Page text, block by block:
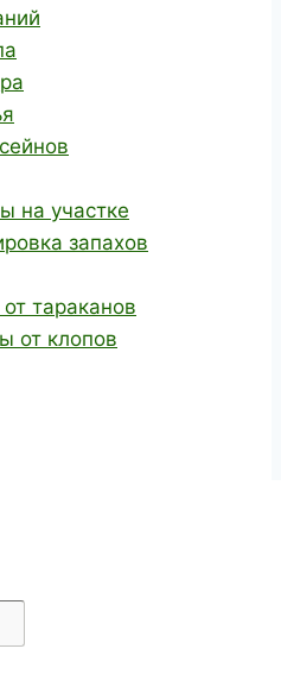
на участке
запахов
тараканов
от клопов